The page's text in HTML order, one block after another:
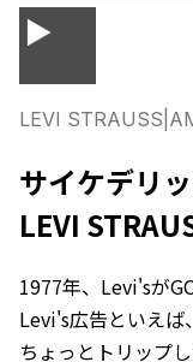
▶
LEVI STRAUSS
サイケデリ
LEVI
1977年、Levi'sが
Levi's広告といえば
ちょっとトリップ